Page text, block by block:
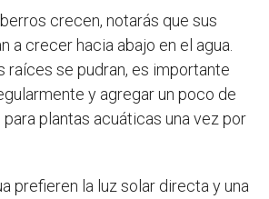
crecen, notarás que sus
a crecer hacia abajo en el agua.
raíces se pudran, es importante
y agregar un poco de
plantas acuáticas una vez por
prefieren la luz solar directa y una